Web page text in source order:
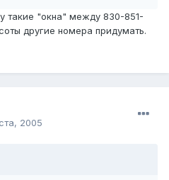
такие "окна" между 830-851-
другие номера придумать.
2005